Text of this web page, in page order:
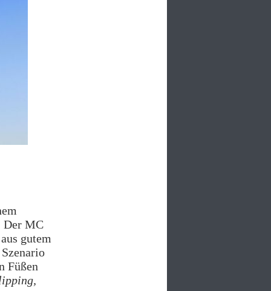
Der MC
gutem
Füßen